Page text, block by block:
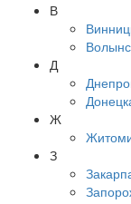
В
Д
Ж
З